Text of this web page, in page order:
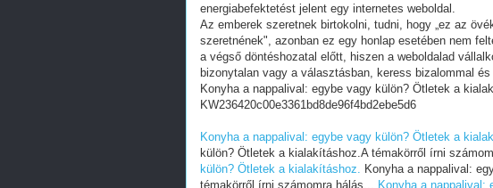
energiabefektetést jelent egy internetes weboldal.
Az emberek szeretnek birtokolni, tudni, hogy „ez az
szeretnének", azonban ez egy honlap esetében nem
a végső döntéshozatal előtt, hiszen a weboldalad
bizonytalan vagy a választásban, keress bizalommal
Konyha a nappalival: egybe vagy külön? Ötletek a
KW236420c00e3361bd8de96f4bd2ebe5d6
Konyha a nappalival: egybe vagy külön? Ötletek a
külön? Ötletek a kialakításhoz.A témakörről írni
külön? Ötletek a kialakításhoz. Konyha a nappalival:
témakörről írni számomra hálás... Konyha a nappalival: